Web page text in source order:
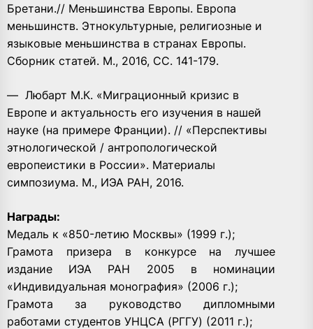
Бретани.// Меньшинства Европы. Европа
меньшинств. Этнокультурные, религиозные и
языковые меньшинства в странах Европы.
Сборник статей. М., 2016, СС. 141-179.
— Любарт М.К. «Миграционный кризис в
Европе и актуальность его изучения в нашей
науке (на примере Франции). // «Перспективы
этнологической / антропологической
европеистики в России». Материалы
симпозиума. М., ИЭА РАН, 2016.
Награды:
Медаль к «850-летию Москвы» (1999 г.);
Грамота призера в конкурсе на лучшее
издание ИЭА РАН 2005 в номинации
«Индивидуальная монография» (2006 г.);
Грамота за руководство дипломными
работами студентов УНЦСА (РГГУ) (2011 г.);